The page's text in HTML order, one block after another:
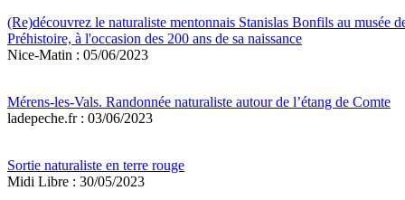
(Re)découvrez le naturaliste mentonnais Stanislas Bonfils au musée
Préhistoire, à l'occasion des 200 ans de sa naissance
Nice-Matin : 05/06/2023
Mérens-les-Vals. Randonnée naturaliste autour de l’étang de Comte
ladepeche.fr : 03/06/2023
Sortie naturaliste en terre rouge
Midi Libre : 30/05/2023